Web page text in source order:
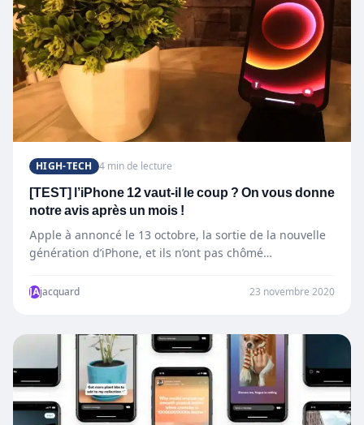
HIGH-TECH 4 min de lecture
[TEST] l’iPhone 12 vaut-il le coup ? On vous donne
notre avis après un mois !
Apple à annoncé le 13 octobre, la sortie de la nouvelle
génération d’iPhone, et ils n’ont pas chômé…
JAjacquard 23 novembre 2020